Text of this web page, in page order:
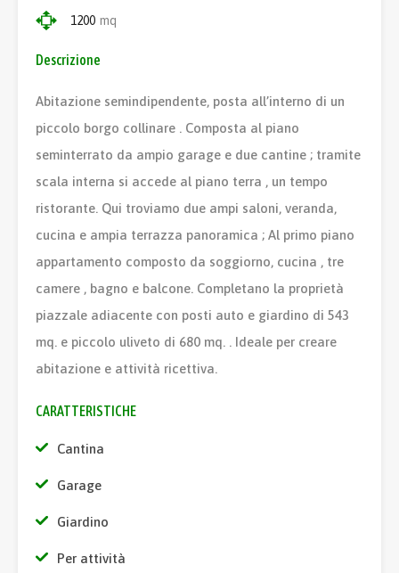
1200 mq
Descrizione
Abitazione semindipendente, posta all’interno di un
piccolo borgo collinare . Composta al piano
seminterrato da ampio garage e due cantine ; tramite
scala interna si accede al piano terra , un tempo
ristorante. Qui troviamo due ampi saloni, veranda,
cucina e ampia terrazza panoramica ; Al primo piano
appartamento composto da soggiorno, cucina , tre
camere , bagno e balcone. Completano la proprietà
piazzale adiacente con posti auto e giardino di 543
mq. e piccolo uliveto di 680 mq. . Ideale per creare
abitazione e attività ricettiva.
CARATTERISTICHE
Cantina
Garage
Giardino
Per attività